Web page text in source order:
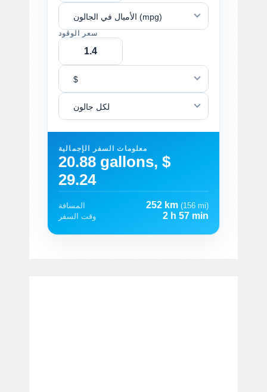
الأميال في الجالون (mpg)
سعر الوقود
$
لكل جالون
معلومات السفر الإجمالية
20.88 gallons, $
29.24
المسافة 252 km (156 mi)
وقت السفر
2 h 57 min